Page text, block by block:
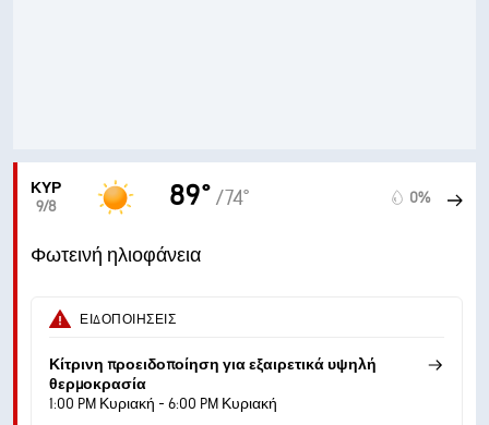
ΚΥΡ
9/8
89° /74° 0%
Φωτεινή ηλιοφάνεια
ΕΙΔΟΠΟΙΉΣΕΙΣ
Κίτρινη προειδοποίηση για εξαιρετικά υψηλή
θερμοκρασία
1:00 PM Κυριακή - 6:00 PM Κυριακή